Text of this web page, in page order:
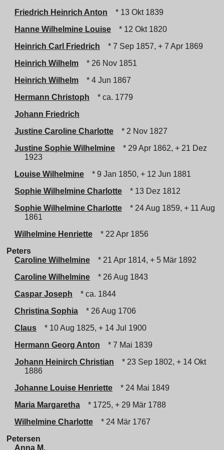
Friedrich Heinrich Anton
* 13 Okt 1839
Hanne Wilhelmine Louise
* 12 Okt 1820
Heinrich Carl Friedrich
* 7 Sep 1857, + 7 Apr 1869
Heinrich Wilhelm
* 26 Nov 1851
Heinrich Wilhelm
* 4 Jun 1867
Hermann Christoph
* ca. 1779
Johann Friedrich
Justine Caroline Charlotte
* 2 Nov 1827
Justine Sophie Wilhelmine
* 29 Apr 1862, + 21 Dez
1923
Louise Wilhelmine
* 9 Jan 1850, + 12 Jun 1881
Sophie Wilhelmine Charlotte
* 13 Dez 1812
Sophie Wilhelmine Charlotte
* 24 Aug 1859, + 11 Aug
1861
Wilhelmine Henriette
* 22 Apr 1856
Peters
Caroline Wilhelmine
* 21 Apr 1814, + 5 Mär 1892
Caroline Wilhelmine
* 26 Aug 1843
Caspar Joseph
* ca. 1844
Christina Sophia
* 26 Aug 1706
Claus
* 10 Aug 1825, + 14 Jul 1900
Hermann Georg Anton
* 7 Mai 1839
Johann Heinirch Christian
* 23 Sep 1802, + 14 Okt
1886
Johanne Louise Henriette
* 24 Mai 1849
Maria Margaretha
* 1725, + 29 Mär 1788
Wilhelmine Charlotte
* 24 Mär 1767
Petersen
Anna M.